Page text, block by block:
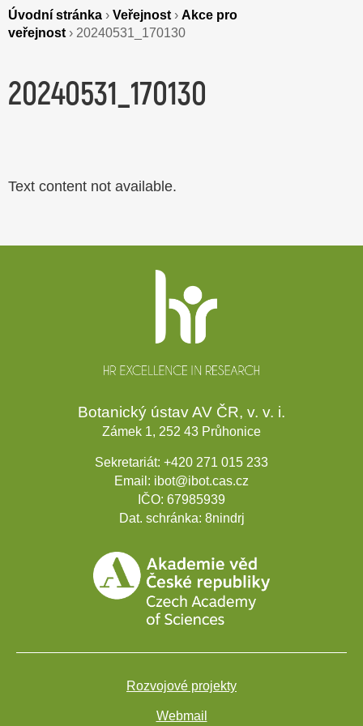
Úvodní stránka › Veřejnost › Akce pro
veřejnost › 20240531_170130
20240531_170130
Text content not available.
Botanický ústav AV ČR, v. v. i.
Zámek 1, 252 43 Průhonice
Sekretariát: +420 271 015 233
Email: ibot@ibot.cas.cz
IČO: 67985939
Dat. schránka: 8nindrj
Rozvojové projekty
Webmail